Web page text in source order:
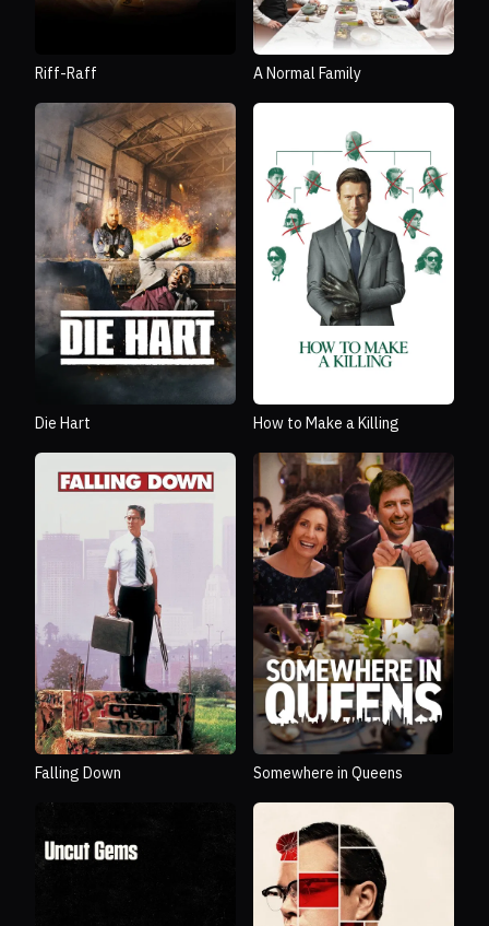
Riff-Raff A Normal Family
Die Hart How to Make a Killing
Falling Down Somewhere in Queens